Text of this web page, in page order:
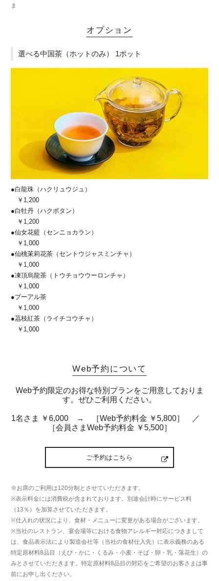
ま
オプション
選べる中国茶（ホットのみ） 1ポット
●白龍珠（ハクリュウジュ）
￥1,200
●白牡丹（ハクボタン）
￥1,200
●仙女花籃（センニョカラン）
￥1,000
●仙桃茉莉花茶（セントウジャスミンチャ）
￥1,000
●凍頂烏龍茶（トウチョウウーロンチャ）
￥1,000
●プーアル茶
￥1,000
●茘枝紅茶（ライチコウチャ）
￥1,000
Web予約について
Web予約限定のお得な特別プランをご用意しておりま
す。ぜひご利用ください。
1名さま ￥6,000 → ［Web予約料金 ￥5,800］ ／
［会員さまWeb予約料金 ￥5,500］
ご予約はこちら
※お席のご利用は120分制とさせていただきます。
※表示料金には消費税が含まれております。別途会計時にサービス料
（13％）を加算させていただきます。
※仕入れの状況により、食材・メニューに変更がある場合がございます。
※当社のレストラン、宴会場等における食物アレルギー対応につきまして
は、食品表示法により製造会社等（当社の食材仕入先）に表示義務のある
特定原材料8品目（えび・かに・くるみ・小麦・そば・卵・乳・落花生）の
みとさせていただきます。特定原材料8品目の対応をご希望のお客さまは事
前にお申し出ください。